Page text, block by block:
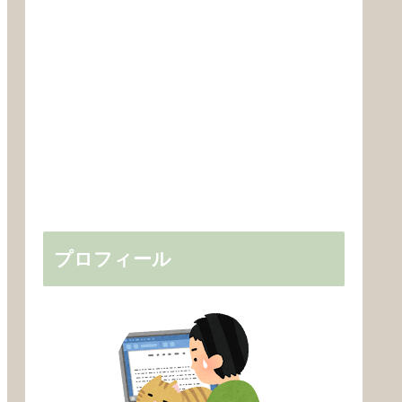
プロフィール